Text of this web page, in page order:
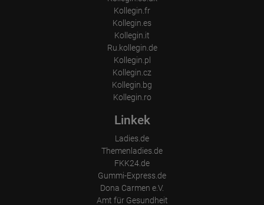
Browser and any add-ons used
Resolution of the computer
Visitor source (Facebook, search engine, or referring website)
Which files were downloaded?
Which videos were watched?
Were any advertising banners clicked?
Where did the visitor go? Did he click on other pages of the
portal or did he leave it completely?
How long did the visitor stay?
Kollegin.fr
Kollegin.es
Kollegin.it
Ru.kollegin.de
Kollegin.pl
Kollegin.cz
Kollegin.bg
Kollegin.ro
Linkek
Ladies.de
Themenladies.de
FKK24.de
Gummi-Express.de
Dona Carmen e.V.
Amt für Gesundheit